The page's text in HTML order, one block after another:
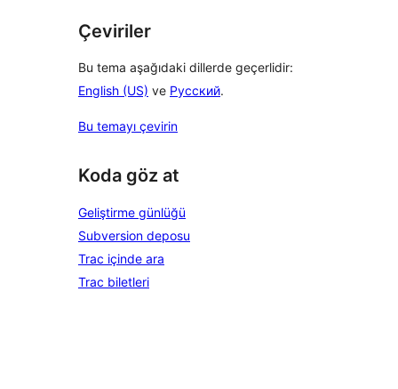
Çeviriler
Bu tema aşağıdaki dillerde geçerlidir:
English (US) ve Русский.
Bu temayı çevirin
Koda göz at
Geliştirme günlüğü
Subversion deposu
Trac içinde ara
Trac biletleri